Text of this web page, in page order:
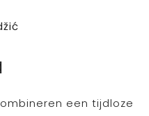
een tijdloze